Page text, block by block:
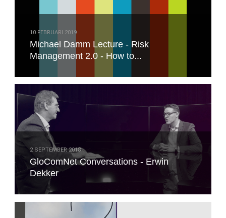
10 FEBRUARI 2019
Michael Damm Lecture - Risk
Management 2.0 - How to...
2 SEPTEMBER 2018
GloComNet Conversations - Erwin
Dekker